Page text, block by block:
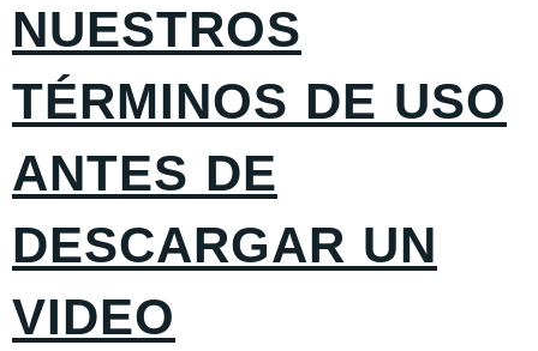
NUESTROS
TÉRMINOS DE USO
ANTES DE
DESCARGAR UN
VIDEO